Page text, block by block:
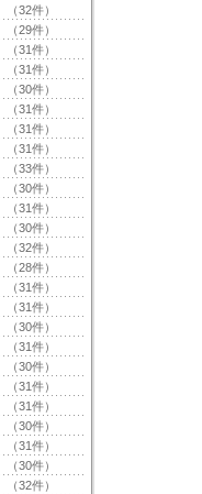
（32件）
（29件）
（31件）
（31件）
（30件）
（31件）
（31件）
（31件）
（33件）
（30件）
（31件）
（30件）
（32件）
（28件）
（31件）
（31件）
（30件）
（31件）
（30件）
（31件）
（31件）
（30件）
（31件）
（30件）
（32件）